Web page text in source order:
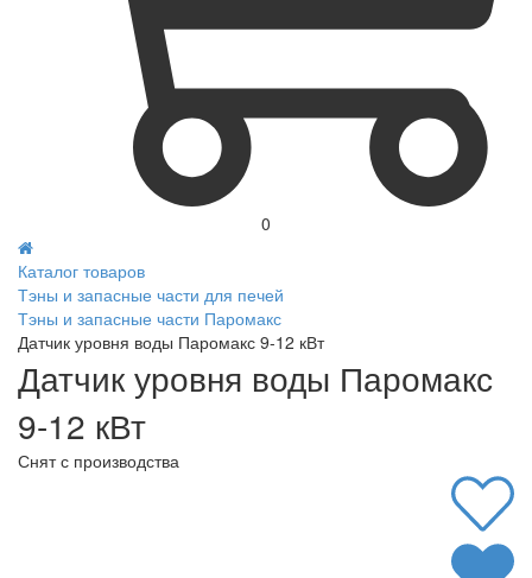
0
Каталог товаров
Тэны и запасные части для печей
Тэны и запасные части Паромакс
Датчик уровня воды Паромакс 9-12 кВт
Датчик уровня воды Паромакс
9-12 кВт
Снят с производства